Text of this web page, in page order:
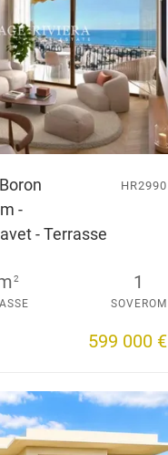
-
- Terrasse
HR2990
2 1
SOVEROM
599 000 €